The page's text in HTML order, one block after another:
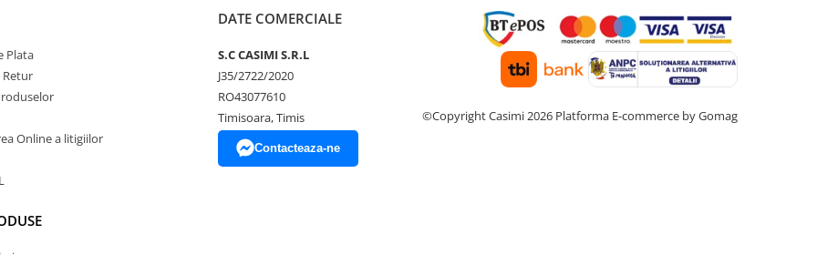
Plata
Retur
Online a litigiilor
DATE COMERCIALE
S.C CASIMI S.R.L
J35/2722/2020
RO43077610
Timisoara, Timis
Contacteaza-ne
©Copyright Casimi 2026 Platforma E-commerce by Gomag